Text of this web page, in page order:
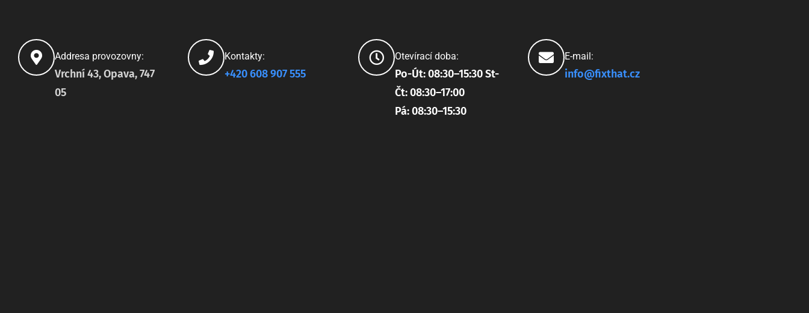
Addresa provozovny:
Vrchní 43, Opava, 747
05
Kontakty:
+420 608 907 555
Otevírací doba:
Po-Út: 08:30–15:30 St-
Čt: 08:30–17:00
Pá: 08:30–15:30
E-mail:
info@fixthat.cz